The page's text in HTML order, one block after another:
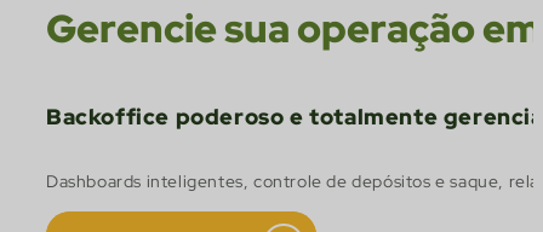
Gerencie sua operação
Backoffice poderoso e totalmente
Dashboards inteligentes, controle de depósitos e saque,